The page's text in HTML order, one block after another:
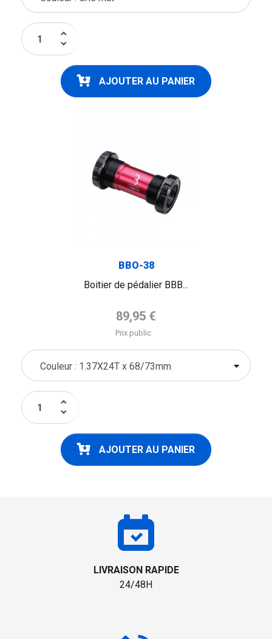
keyboard_arrow_up
keyboard_arrow_down
AJOUTER AU PANIER
BBO-38
Boitier de pédalier BBB...
Prix de base
89,95 €
Prix public
keyboard_arrow_up
keyboard_arrow_down
AJOUTER AU PANIER
LIVRAISON RAPIDE
24/48H